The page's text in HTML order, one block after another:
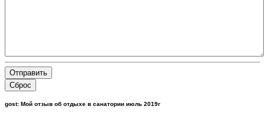
Отправить
Сброс
gost: Мой отзыв об отдыхе в санатории июль 2019г